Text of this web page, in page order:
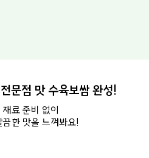
문점 맛 수육보쌈 완성!
재료 준비 없이
한 맛을 느껴봐요!